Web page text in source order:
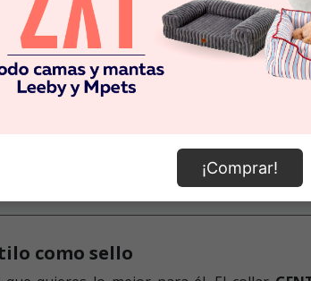
como sello
¡Comprar!